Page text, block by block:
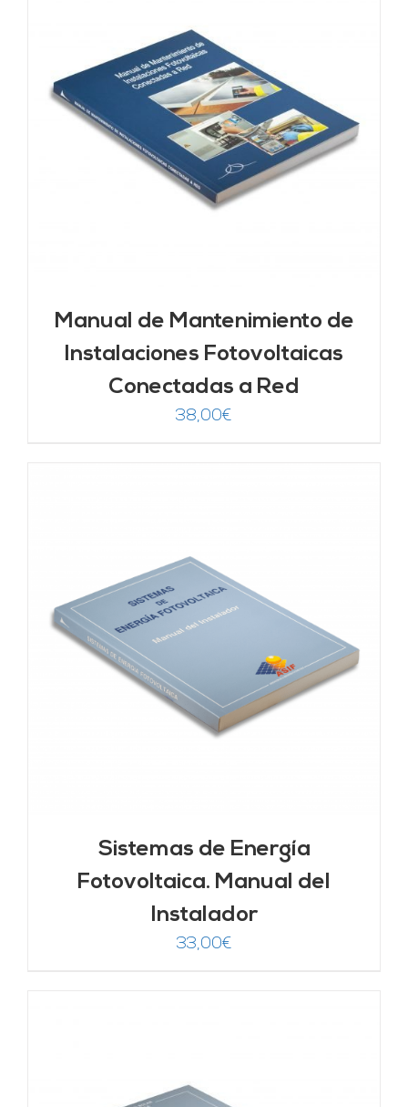
Manual de Mantenimiento de
Instalaciones Fotovoltaicas
Conectadas a Red
38,00€
Sistemas de Energía
Fotovoltaica. Manual del
Instalador
33,00€